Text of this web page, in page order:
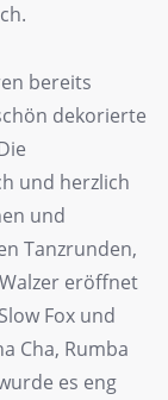
bereits
dekorierte
und herzlich
und
Tanzrunden,
eröffnet
Fox und
Cha, Rumba
es eng